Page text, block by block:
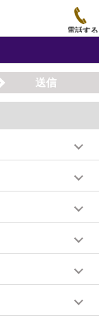
電話する
送信